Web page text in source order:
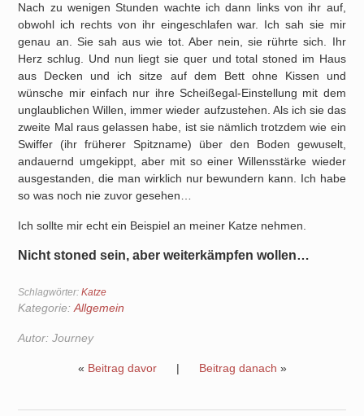
Nach zu wenigen Stunden wachte ich dann links von ihr auf,
obwohl ich rechts von ihr eingeschlafen war. Ich sah sie mir
genau an. Sie sah aus wie tot. Aber nein, sie rührte sich. Ihr
Herz schlug. Und nun liegt sie quer und total stoned im Haus
aus Decken und ich sitze auf dem Bett ohne Kissen und
wünsche mir einfach nur ihre Scheißegal-Einstellung mit dem
unglaublichen Willen, immer wieder aufzustehen. Als ich sie das
zweite Mal raus gelassen habe, ist sie nämlich trotzdem wie ein
Swiffer (ihr früherer Spitzname) über den Boden gewuselt,
andauernd umgekippt, aber mit so einer Willensstärke wieder
ausgestanden, die man wirklich nur bewundern kann. Ich habe
so was noch nie zuvor gesehen…
Ich sollte mir echt ein Beispiel an meiner Katze nehmen.
Nicht stoned sein, aber weiterkämpfen wollen…
Schlagwörter:Katze
Kategorie: Allgemein
Autor: Journey
« Beitrag davor| Beitrag danach »